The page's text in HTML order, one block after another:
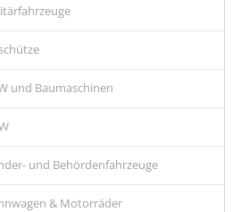
und Baumaschinen
und Behördenfahrzeuge
& Motorräder